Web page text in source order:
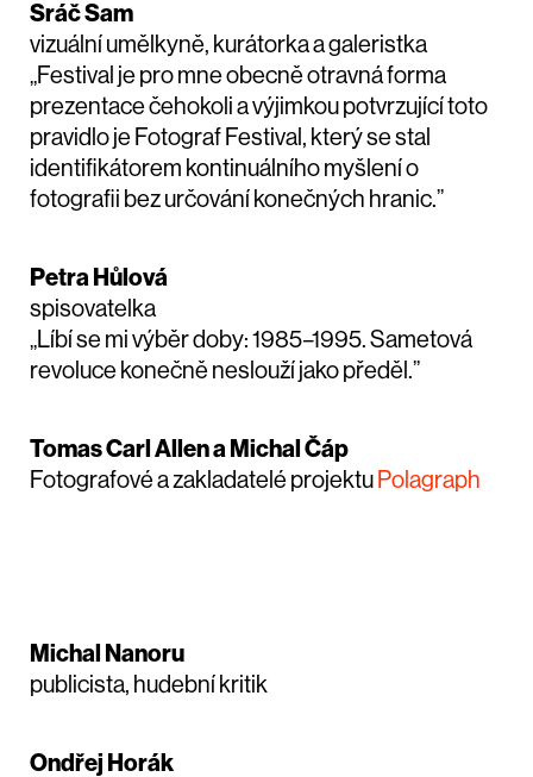
Sráč Sam
vizuální umělkyně, kurátorka a galeristka
„Festival je pro mne obecně otravná forma
prezentace čehokoli a výjimkou potvrzující toto
pravidlo je Fotograf Festival, který se stal
identifikátorem kontinuálního myšlení o
fotografii bez určování konečných hranic.”
Petra Hůlová
spisovatelka
„Líbí se mi výběr doby: 1985–1995. Sametová
revoluce konečně neslouží jako předěl.”
Tomas Carl Allen a Michal Čáp
Fotografové a zakladatelé projektu Polagraph
Michal Nanoru
publicista, hudební kritik
Ondřej Horák